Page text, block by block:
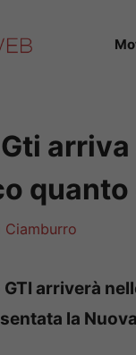
quanto
Ciamburro
arriverà
la